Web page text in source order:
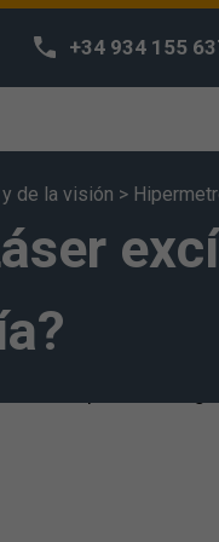
+34 934 155
de la visión >
Utilizamos